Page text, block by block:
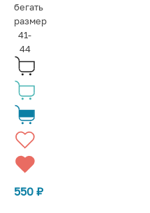
бегать
размер
41-
44
550 ₽